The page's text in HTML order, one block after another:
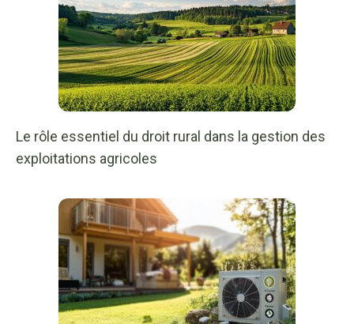
Le rôle essentiel du droit rural dans la gestion des
exploitations agricoles